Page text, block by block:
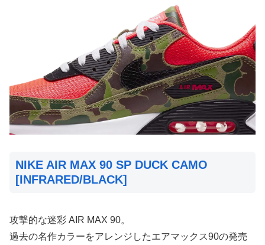
NIKE AIR MAX 90 SP DUCK CAMO
[INFRARED/BLACK]
攻撃的な迷彩 AIR MAX 90。
過去の名作カラーをアレンジしたエアマックス90の発売